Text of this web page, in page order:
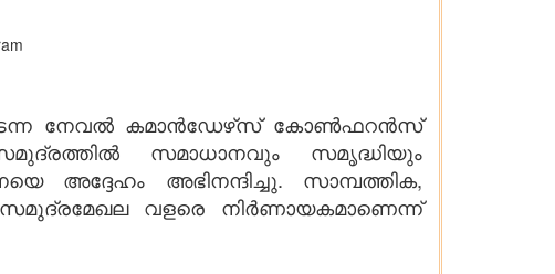
നടന്ന നേവൽ കമാൻഡേഴ്‌സ് കോൺഫറൻസ്
സമാധാനവും സമൃദ്ധിയും
അദ്ദേഹം അഭിനന്ദിച്ചു. സാമ്പത്തിക,
വളരെ നിർണായകമാണെന്ന്